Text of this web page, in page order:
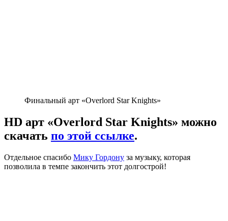
Финальный арт «Overlord Star Knights»
HD арт «Overlord Star Knights» можно
скачать по этой ссылке.
Отдельное спасибо Мику Гордону за музыку, которая
позволила в темпе закончить этот долгострой!